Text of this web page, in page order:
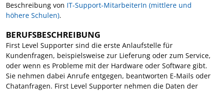
Beschreibung von IT-Support-MitarbeiterIn (mittlere und
höhere Schulen).
BERUFSBESCHREIBUNG
First Level Supporter sind die erste Anlaufstelle für
Kundenfragen, beispielsweise zur Lieferung oder zum Service,
oder wenn es Probleme mit der Hardware oder Software gibt.
Sie nehmen dabei Anrufe entgegen, beantworten E-Mails oder
Chatanfragen. First Level Supporter nehmen die Daten der